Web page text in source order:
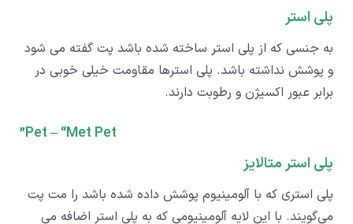
پلی استر
به جنسی که از پلی استر ساخته شده باشد پت گفته می شود
و پوشش نداشته باشد. پلی استرها مقاومت خیلی خوبی در
برابر عبور اکسیژن و رطوبت دارند.
Pet – “Met Pet”
پلی استر متالایز
پلی استری که با آلومینیوم پوشش داده شده باشد را مت پت
می‌گویند. با این لایه آلومینیومی که به پلی استر اضافه می